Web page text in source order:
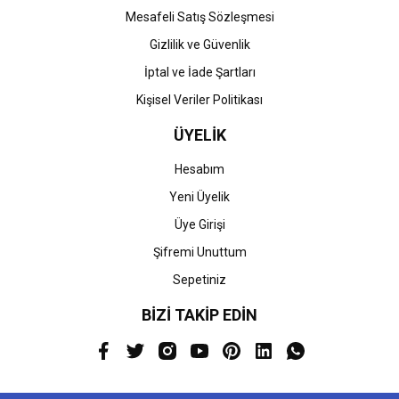
Mesafeli Satış Sözleşmesi
Gizlilik ve Güvenlik
İptal ve İade Şartları
Kişisel Veriler Politikası
ÜYELİK
Hesabım
Yeni Üyelik
Üye Girişi
Şifremi Unuttum
Sepetiniz
BİZİ TAKİP EDİN